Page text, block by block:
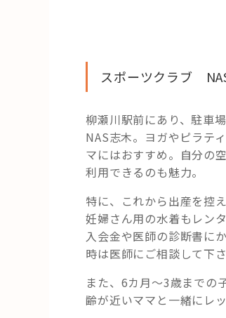
スポーツクラブ
柳瀬川駅前にあり、駐車
NAS志木。ヨガやピラテ
マにはおすすめ。自分の
利用できるのも魅力。
特に、これから出産を控
妊婦さん用の水着もレン
入会金や医師の診断書に
時は医師にご相談して下さ
また、6カ月～3歳までの
齢が近いママと一緒にレ